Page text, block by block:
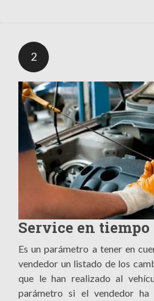
2
Service en
Es un parámetro a tener en
vendedor un listado de los
que le han realizado al
parámetro si el vendedor